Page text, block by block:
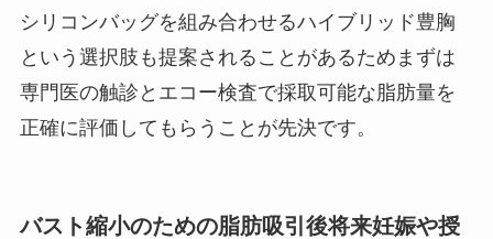
シリコンバッグを組み合わせるハイブリッド豊胸
という選択肢も提案されることがあるためまずは
専門医の触診とエコー検査で採取可能な脂肪量を
正確に評価してもらうことが先決です。
バスト縮小のための脂肪吸引後将来妊娠や授